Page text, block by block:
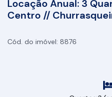
Locação Anual: 3
Centro //
8876